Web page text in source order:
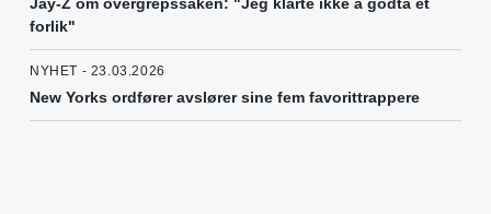
Jay-Z om overgrepssaken: "Jeg klarte ikke å godta et
forlik"
NYHET - 23.03.2026
New Yorks ordfører avslører sine fem favorittrappere